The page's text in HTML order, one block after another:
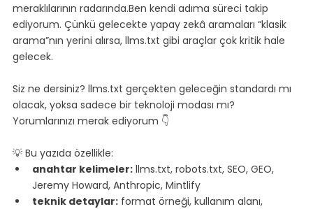
meraklılarının radarında.Ben kendi adıma süreci takip
ediyorum. Çünkü gelecekte yapay zekâ aramaları “klasik
arama”nın yerini alırsa, llms.txt gibi araçlar çok kritik hale
gelecek.
Siz ne dersiniz? llms.txt gerçekten geleceğin standardı mı
olacak, yoksa sadece bir teknoloji modası mı?
Yorumlarınızı merak ediyorum 👇
💡 Bu yazıda özellikle:
anahtar kelimeler: llms.txt, robots.txt, SEO, GEO,
Jeremy Howard, Anthropic, Mintlify
teknik detaylar: format örneği, kullanım alanı,